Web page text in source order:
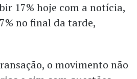
17% hoje com a notícia,
no final da tarde,
o movimento não